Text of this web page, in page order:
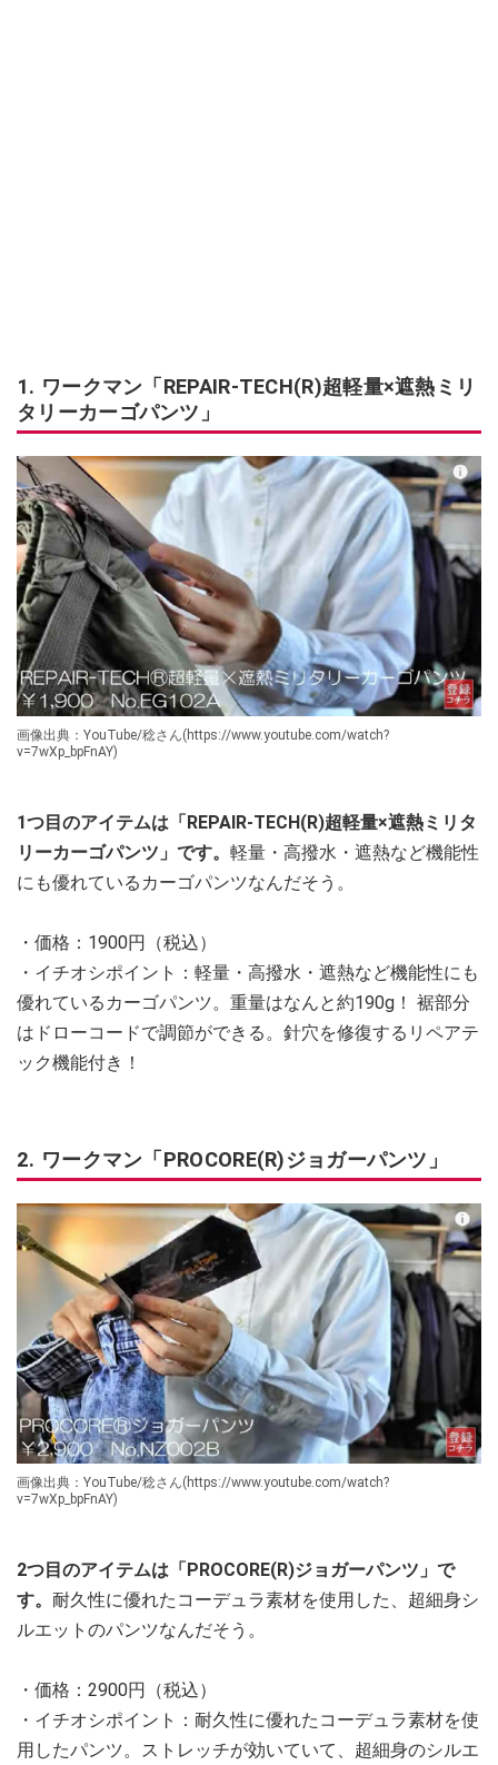
1. ワークマン「REPAIR-TECH(R)超軽量×遮熱ミリ
タリーカーゴパンツ」
画像出典：YouTube/稔さん(https://www.youtube.com/watch?
v=7wXp_bpFnAY)
1つ目のアイテムは「REPAIR-TECH(R)超軽量×遮熱ミリタ
リーカーゴパンツ」です。 軽量・高撥水・遮熱など機能性
にも優れているカーゴパンツなんだそう。
・価格：1900円（税込）
・イチオシポイント：軽量・高撥水・遮熱など機能性にも
優れているカーゴパンツ。重量はなんと約190g！ 裾部分
はドローコードで調節ができる。針穴を修復するリペアテ
ック機能付き！
2. ワークマン「PROCORE(R)ジョガーパンツ」
画像出典：YouTube/稔さん(https://www.youtube.com/watch?
v=7wXp_bpFnAY)
2つ目のアイテムは「PROCORE(R)ジョガーパンツ」で
す。 耐久性に優れたコーデュラ素材を使用した、超細身シ
ルエットのパンツなんだそう。
・価格：2900円（税込）
・イチオシポイント：耐久性に優れたコーデュラ素材を使
用したパンツ。ストレッチが効いていて、超細身のシルエ